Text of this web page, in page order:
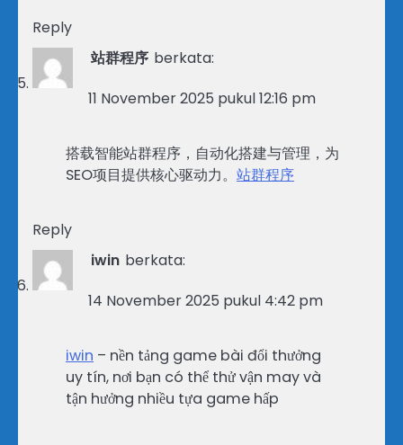
Reply
站群程序 berkata:
11 November 2025 pukul 12:16 pm
搭载智能站群程序，自动化搭建与管理，为
SEO项目提供核心驱动力。 站群程序
Reply
iwin berkata:
14 November 2025 pukul 4:42 pm
iwin – nền tảng game bài đổi thưởng
uy tín, nơi bạn có thể thử vận may và
tận hưởng nhiều tựa game hấp